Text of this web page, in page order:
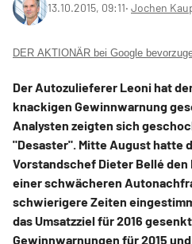
13.10.2015, 09:11‧ Jochen
DER AKTIONÄR bei Google
Der Autozulieferer Leoni hat
knackigen Gewinnwarnung
Analysten zeigten sich
"Desaster". Mitte August hatte
Vorstandschef Dieter Bellé
einer schwächeren
schwierigere Zeiten
das Umsatzziel für 2016
Gewinnwarnungen für 2015